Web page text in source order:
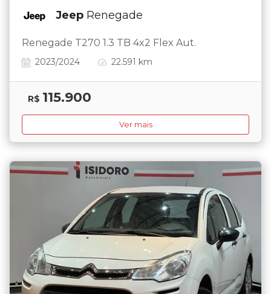
Jeep Renegade
Renegade T270 1.3 TB 4x2 Flex Aut.
2023/2024 22.591 km
R$ 115.900
Ver mais